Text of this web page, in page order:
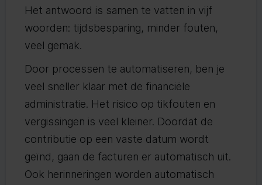
Het antwoord is samen te vatten in vijf
woorden: tijdsbesparing, minder fouten,
veel gemak.
Door processen te automatiseren, ben je
veel sneller klaar met de financiële
administratie. Het risico op tikfouten en
vergissingen is veel kleiner. Doordat de
contributie op een vaste datum wordt
geïnd, gaan de facturen er automatisch uit.
Ook herinneringen worden automatisch